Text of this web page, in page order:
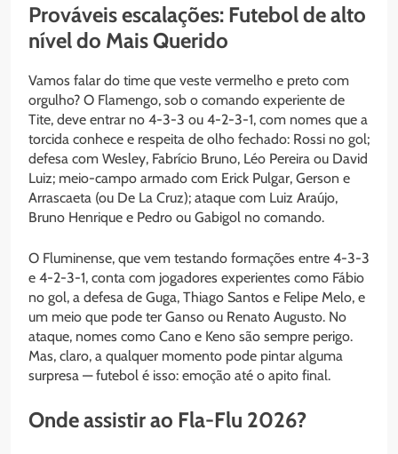
Prováveis escalações: Futebol de alto
nível do Mais Querido
Vamos falar do time que veste vermelho e preto com
orgulho? O Flamengo, sob o comando experiente de
Tite, deve entrar no 4-3-3 ou 4-2-3-1, com nomes que a
torcida conhece e respeita de olho fechado: Rossi no gol;
defesa com Wesley, Fabrício Bruno, Léo Pereira ou David
Luiz; meio-campo armado com Erick Pulgar, Gerson e
Arrascaeta (ou De La Cruz); ataque com Luiz Araújo,
Bruno Henrique e Pedro ou Gabigol no comando.
O Fluminense, que vem testando formações entre 4-3-3
e 4-2-3-1, conta com jogadores experientes como Fábio
no gol, a defesa de Guga, Thiago Santos e Felipe Melo, e
um meio que pode ter Ganso ou Renato Augusto. No
ataque, nomes como Cano e Keno são sempre perigo.
Mas, claro, a qualquer momento pode pintar alguma
surpresa — futebol é isso: emoção até o apito final.
Onde assistir ao Fla-Flu 2026?